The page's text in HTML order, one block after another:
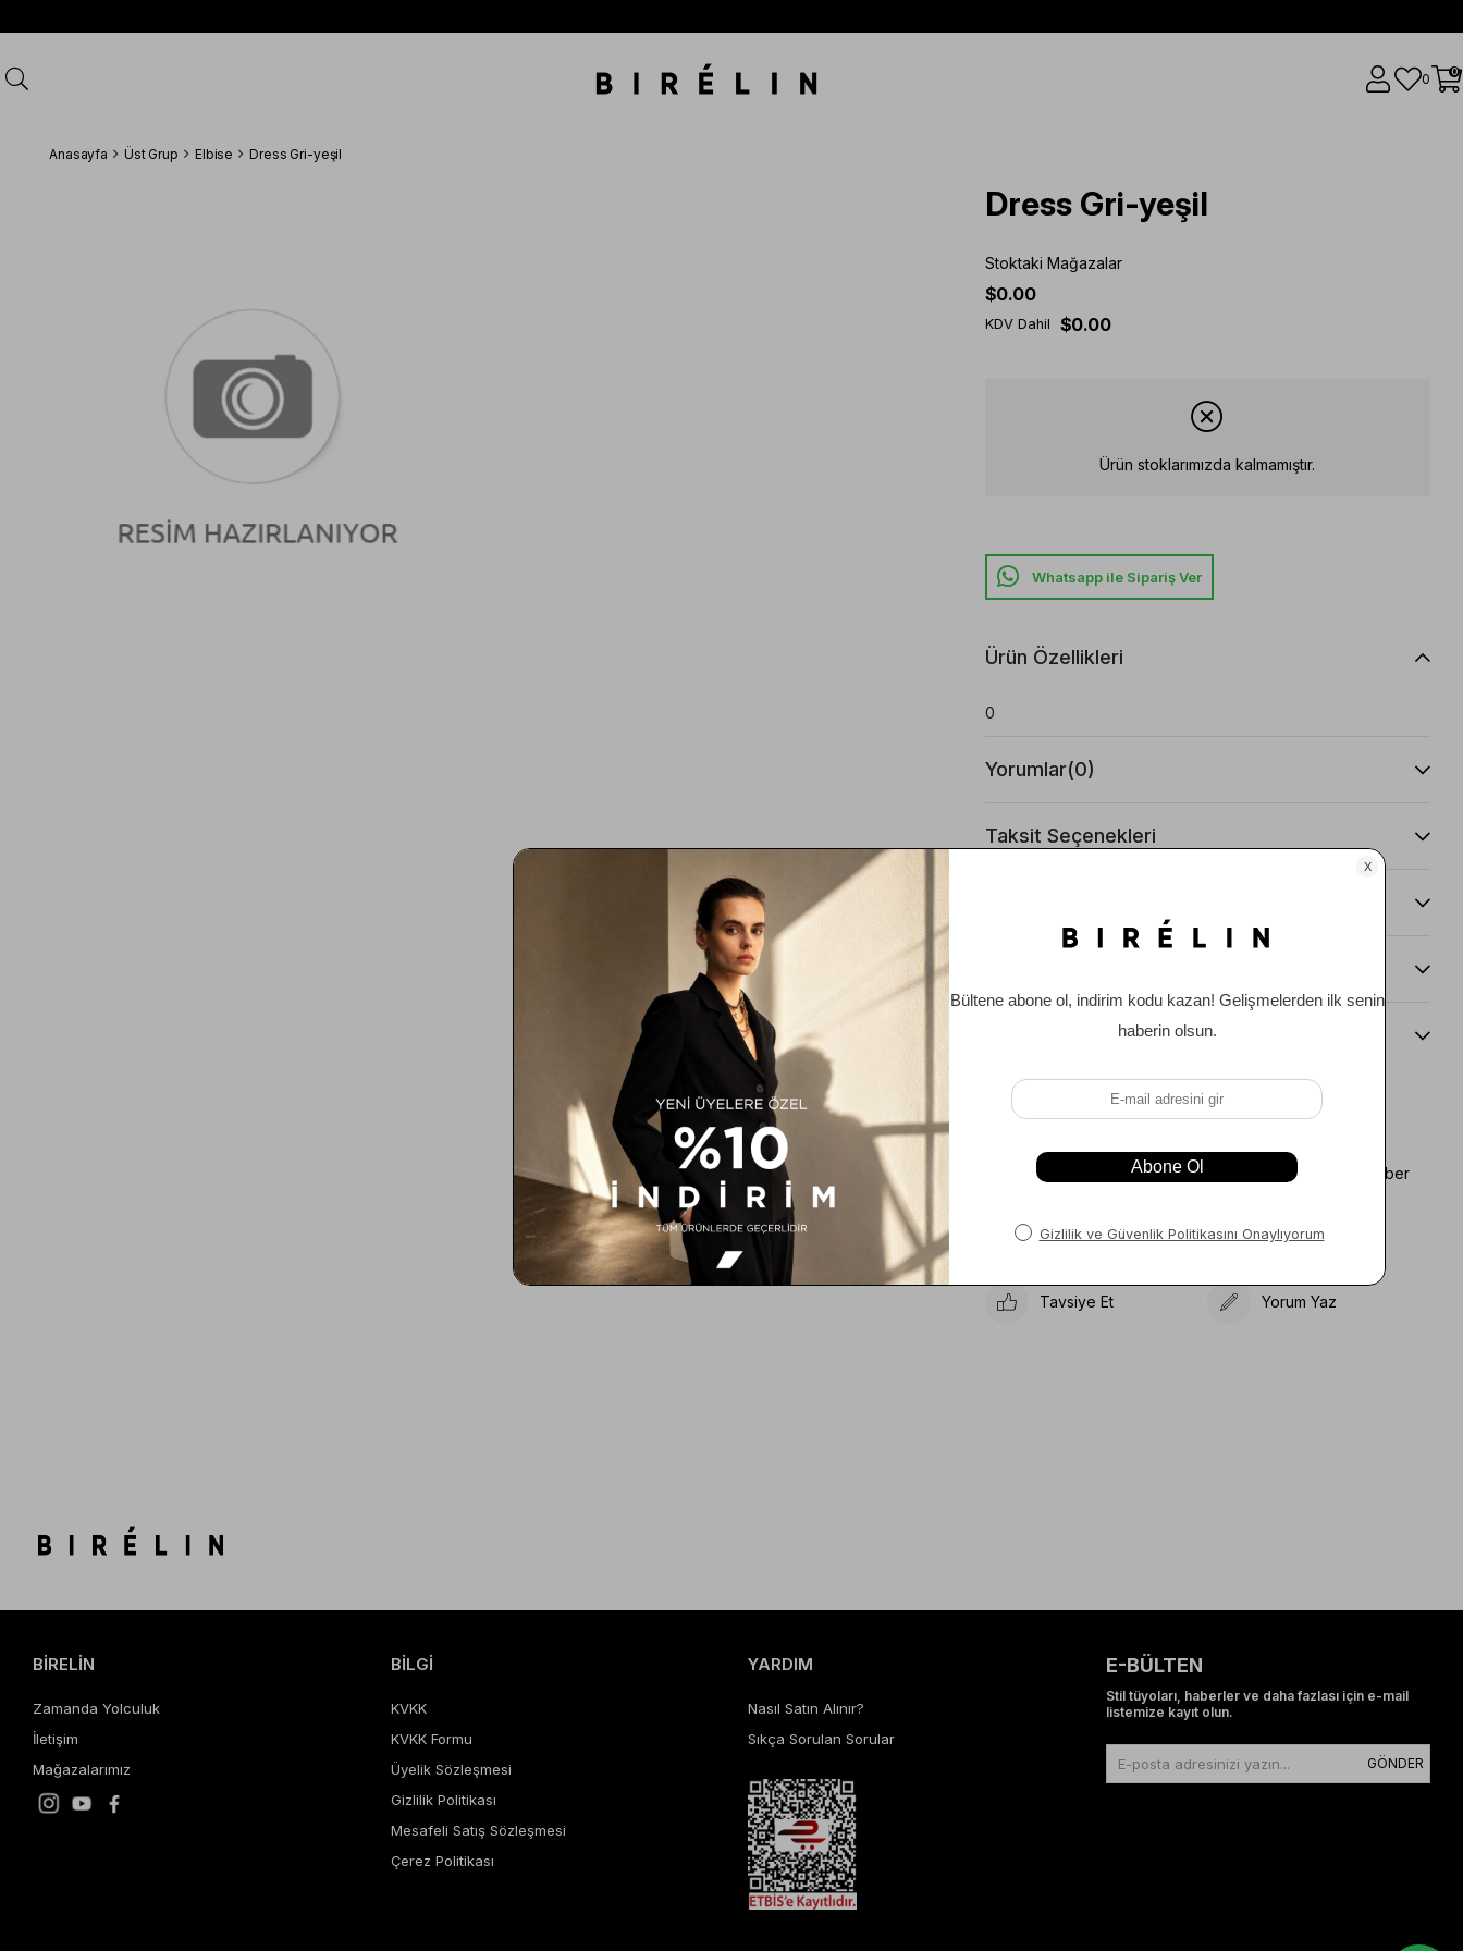
0 0
Anasayfa Üst Grup Elbise Dress Gri-yeşil
Dress Gri-yeşil
Stoktaki Mağazalar
$0.00
KDV Dahil $0.00
Ürün stoklarımızda kalmamıştır.
Whatsapp ile Sipariş Ver
Ürün Özellikleri
0
Yorumlar(0)
Taksit Seçenekleri
Beden Kılavuzu
Favorilere Ekle Koleksiyona Ekle
Karşılaştır
Fiyat Düşünce Haber
Gelince Haber Ver
Tavsiye Et Yorum Yaz
BİRELİN
Zamanda Yolculuk
İletişim
Mağazalarımız
BİLGİ
KVKK
KVKK Formu
Üyelik Sözleşmesi
Gizlilik Politikası
Mesafeli Satış Sözleşmesi
Çerez Politikası
YARDIM
Nasıl Satın Alınır?
Sıkça Sorulan Sorular
E-BÜLTEN
Stil tüyoları, haberler ve daha fazlası için e-mail
listemize kayıt olun.
GÖNDER